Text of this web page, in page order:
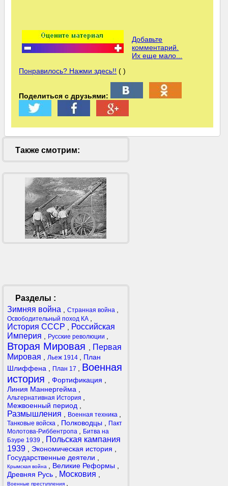
Добавьте
комментарий.
Их еще мало...
Понравилось? Нажми здесь!! ( )
Поделиться с друзьями:
Также смотрим:
Разделы :
Зимняя война
Странная война
Освободительный поход КА
История СССР
Российская
Империя
Русские революции
Вторая Мировая
Первая
Мировая
Льеж 1914
План
Шлиффена
План 17
Военная
история
Фортификация
Линия Маннергейма
Альтернативная История
Межвоенный период
Размышления Военная техника
Танковые войска Полководцы
Пакт
Молотова-Риббентропа
Битва на
Бзуре 1939
Польская кампания
1939
Экономическая история
Государственные деятели
Крымская война Великие Реформы
Древняя Русь
Московия
Военные преступления